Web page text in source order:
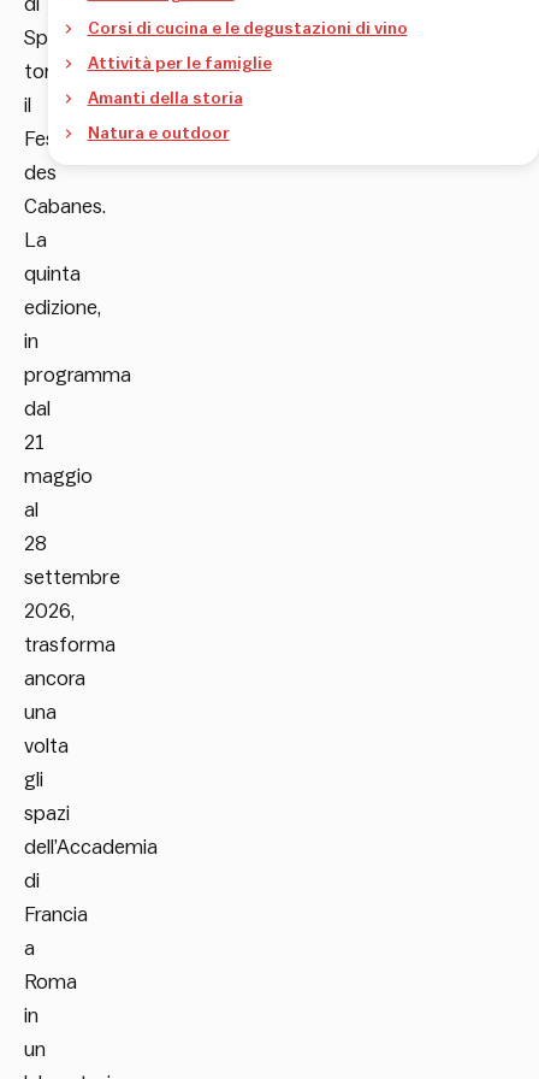
di
Spagna,
torna
il
Festival
des
Cabanes.
La
quinta
edizione,
in
programma
dal
21
maggio
al
28
settembre
2026,
trasforma
ancora
una
volta
gli
spazi
dell’Accademia
di
Francia
a
Roma
in
un
Corsi di cucina e le degustazioni di vino
Attività per le famiglie
Amanti della storia
Natura e outdoor